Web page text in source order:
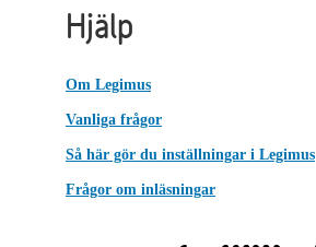
Hjälp
Om Legimus
Vanliga frågor
Så här gör du inställningar i Legimus
Frågor om inläsningar